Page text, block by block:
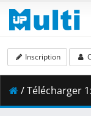
Inscription
/ Télécharger 1xBet Promo